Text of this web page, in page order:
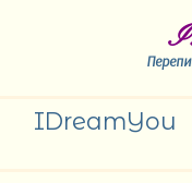
IDreamYou